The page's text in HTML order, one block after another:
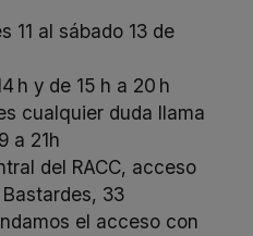
11 al sábado 13 de
h y de 15 h a 20 h
cualquier duda llama
a 21h
del RACC, acceso
33
el acceso con